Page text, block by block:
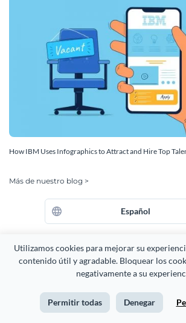
Utilizamos cookies para mejorar su
contenido útil y agradable. Bloquear los
negativamente a su
Permitir todas Denegar
How IBM Uses Infographics to Attract and Hire Top
Más de nuestro blog >
Español